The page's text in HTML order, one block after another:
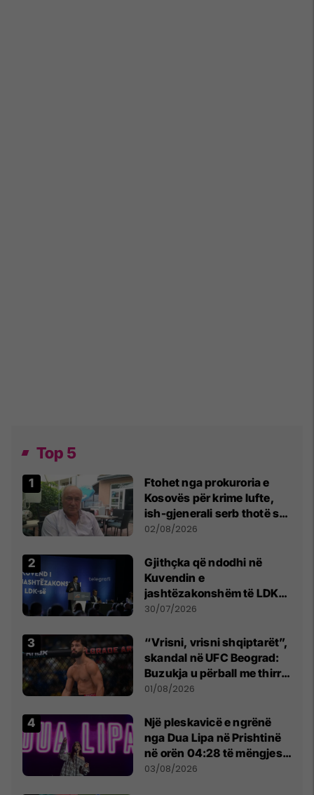
Top 5
Ftohet nga prokuroria e
Kosovës për krime lufte,
ish-gjenerali serb thotë se
dikush e tradhtoi në
02/08/2026
Gjithçka që ndodhi në
Kuvendin e
jashtëzakonshëm të LDK-
së
30/07/2026
“Vrisni, vrisni shqiptarët”,
skandal në UFC Beograd:
Buzukja u përball me thirrje
anti-shqiptare nga
01/08/2026
Një pleskavicë e ngrënë
nga Dua Lipa në Prishtinë
në orën 04:28 të mëngjesit
- dhe bota digjitale serbe
03/08/2026